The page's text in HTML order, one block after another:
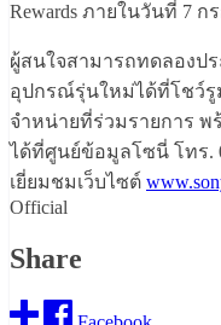
Rewards ภายในวันที่ 7 ก
ผู้สนใจสามารถทดลองป
อุปกรณ์รุ่นใหม่ได้ที่โชว์รู
จำหน่ายที่ร่วมรายการ
ได้ที่ศูนย์ข้อมูลโซนี่ โทร.
เยี่ยมชมเว็บไซต์
Official
Share